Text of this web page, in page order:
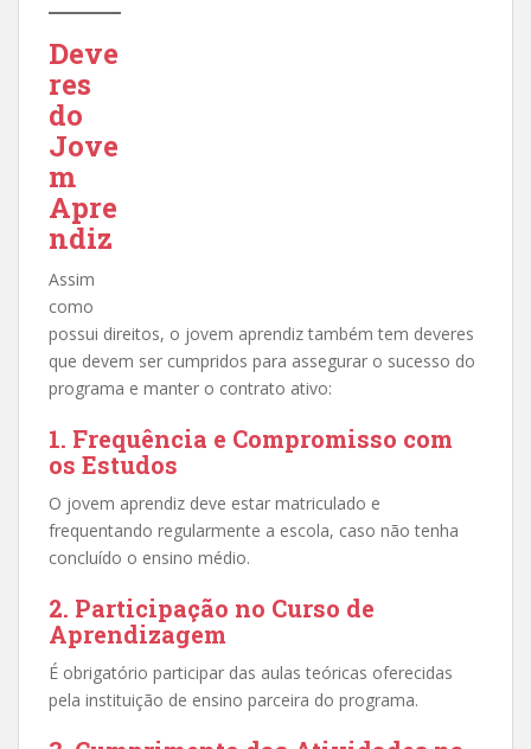
Deve
res
do
Jove
m
Apre
ndiz
Assim
como
possui direitos, o jovem aprendiz também tem deveres
que devem ser cumpridos para assegurar o sucesso do
programa e manter o contrato ativo:
1. Frequência e Compromisso com
os Estudos
O jovem aprendiz deve estar matriculado e
frequentando regularmente a escola, caso não tenha
concluído o ensino médio.
2. Participação no Curso de
Aprendizagem
É obrigatório participar das aulas teóricas oferecidas
pela instituição de ensino parceira do programa.